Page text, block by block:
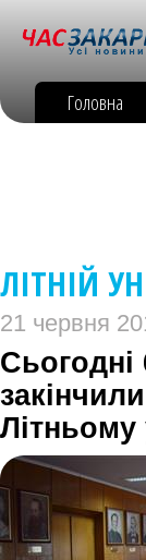
Головна
ЛІТНІЙ
21 червня
Сьогодні
Літньому